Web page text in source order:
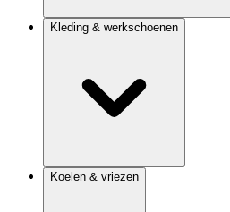
Kleding & werkschoenen
Koelen & vriezen